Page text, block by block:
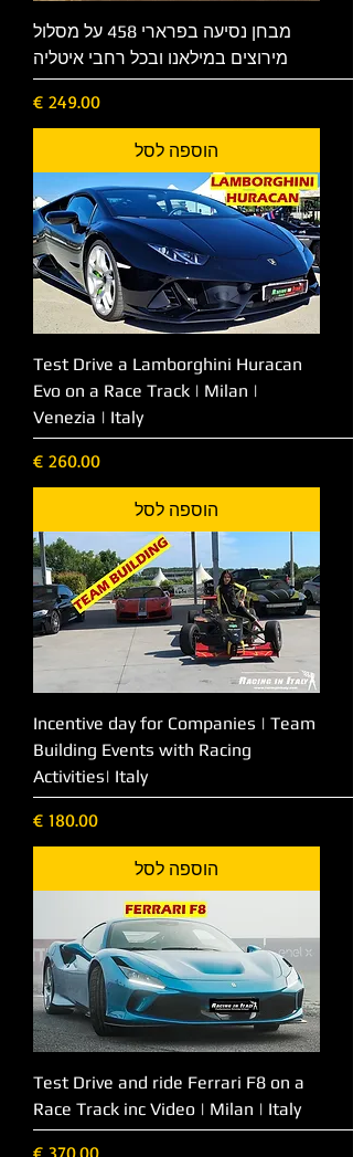
מבחן נסיעה בפרארי 458 על מסלול
מירוצים במילאנו ובכל רחבי איטליה
מחיר
הוספה לסל
Test Drive a Lamborghini Huracan
Evo on a Race Track | Milan |
Venezia | Italy
מחיר
הוספה לסל
Incentive day for Companies | Team
Building Events with Racing
Activities| Italy
מחיר
הוספה לסל
Test Drive and ride Ferrari F8 on a
Race Track inc Video | Milan | Italy
מחיר